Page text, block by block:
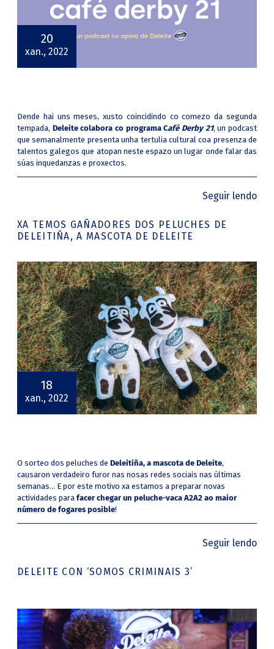
20
xan., 2022
Dende hai uns meses, xusto coincidindo co comezo da segunda
tempada, Deleite colabora co programa Café Derby 21, un podcast
que semanalmente presenta unha tertulia cultural coa presenza de
talentos galegos que atopan neste espazo un lugar onde falar das
súas inquedanzas e proxectos.
Seguir lendo
XA TEMOS GAÑADORES DOS PELUCHES DE
DELEITIÑA, A MASCOTA DE DELEITE
18
xan., 2022
O sorteo dos peluches de Deleitiña, a mascota de Deleite,
causaron verdadeiro furor nas nosas redes sociais nas últimas
semanas... E por este motivo xa estamos a preparar novas
actividades para facer chegar un peluche-vaca A2A2 ao maior
número de fogares posible!
Seguir lendo
DELEITE CON ‘SOMOS CRIMINAIS 3’